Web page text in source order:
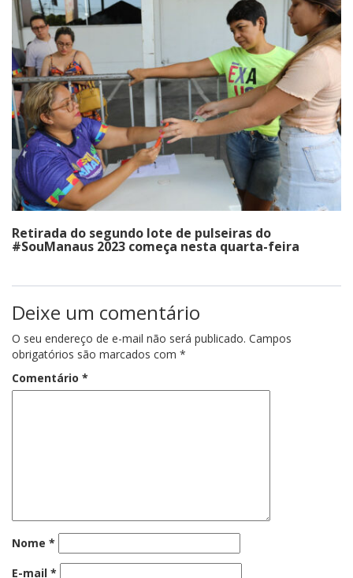
Retirada do segundo lote de pulseiras do
#SouManaus 2023 começa nesta quarta-feira
Deixe um comentário
O seu endereço de e-mail não será publicado. Campos
obrigatórios são marcados com *
Comentário *
Nome *
E-mail *